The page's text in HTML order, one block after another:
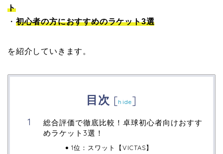
ト
・ 初心者の方におすすめのラケット3選
を紹介していきます。
目次 [hide]
総合評価で徹底比較！卓球初心者向けおすす
めラケット3選！
1位：スワット【VICTAS】